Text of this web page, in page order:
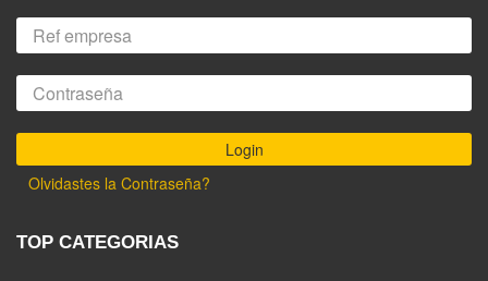
Olvidastes la Contraseña?
TOP CATEGORIAS